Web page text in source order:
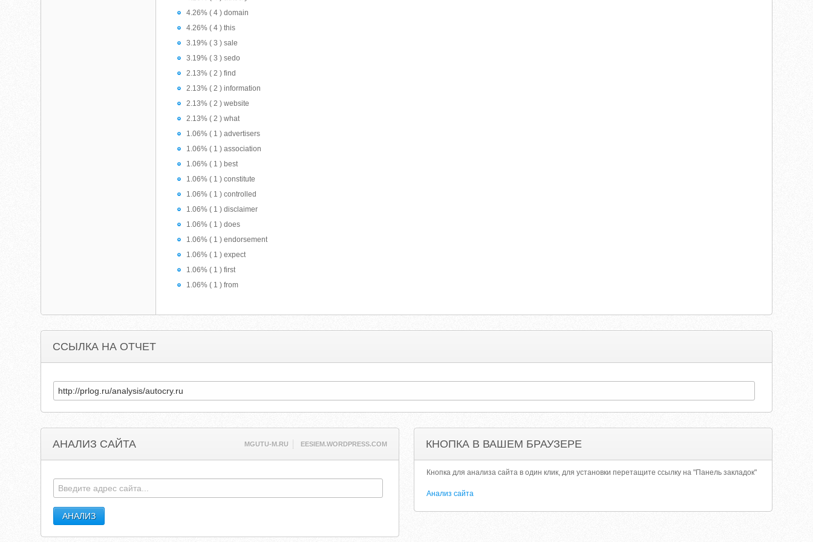
4.26% ( 4 ) domain
4.26% ( 4 ) this
3.19% ( 3 ) sale
3.19% ( 3 ) sedo
2.13% ( 2 ) find
2.13% ( 2 ) information
2.13% ( 2 ) website
2.13% ( 2 ) what
1.06% ( 1 ) advertisers
1.06% ( 1 ) association
1.06% ( 1 ) best
1.06% ( 1 ) constitute
1.06% ( 1 ) controlled
1.06% ( 1 ) disclaimer
1.06% ( 1 ) does
1.06% ( 1 ) endorsement
1.06% ( 1 ) expect
1.06% ( 1 ) first
1.06% ( 1 ) from
ССЫЛКА НА ОТЧЕТ
АНАЛИЗ САЙТА MGUTU-M.RU EESIEM.WORDPRESS.COM КНОПКА В ВАШЕМ БРАУЗЕРЕ
Кнопка для анализа сайта в один клик, для установки перетащите ссылку на "Панель закладок"
Анализ сайта